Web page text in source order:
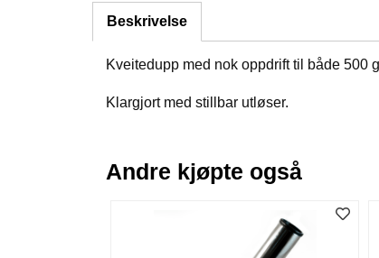
Beskrivelse
Kveitedupp med nok oppdrift til både 500
Klargjort med stillbar utløser.
Andre kjøpte også